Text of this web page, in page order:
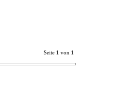
Seite 1 von 1